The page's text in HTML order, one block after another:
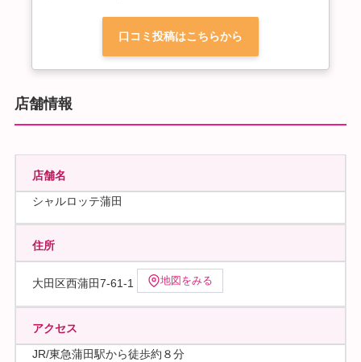
口コミ投稿はこちらから
店舗情報
店舗名
シャルロッテ蒲田
住所
大田区西蒲田7-61-1 地図をみる
アクセス
JR/東急蒲田駅から徒歩約８分